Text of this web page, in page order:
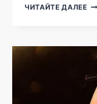
ЧИТАЙТЕ ДАЛЕЕ